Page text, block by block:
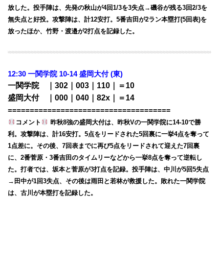
放した。投手陣は、先発の秋山が4回1/3を3失点→磯谷が残る3回2/3を
無失点と好投。攻撃陣は、計12安打。5番吉田が2ラン本塁打(5回表)を
放ったほか、竹野・渡邉が2打点を記録した。
12:30 一関学院 10-14盛岡大付 (東)
一関学院 ｜302｜003｜110｜＝10
盛岡大付 ｜000｜040｜82x｜＝14
=====================================
コメント
昨秋8強の盛岡大付は、昨秋Vの一関学院に14-10で勝
利。攻撃陣は、計16安打。5点をリードされた5回裏に一挙4点を奪って
1点差に。その後、7回表までに再び5点をリードされて迎えた7回裏
に、2番菅原・3番吉田のタイムリーなどから一挙8点を奪って逆転し
た。打者では、坂本と菅原が3打点を記録。投手陣は、中川が5回5失点
→田中が1回3失点、その後は雨田と若林が救援した。敗れた一関学院
は、古川が本塁打を記録した。